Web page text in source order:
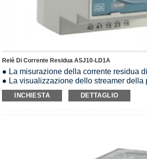
Relè Di Corrente Residua ASJ10-LD1A
● La misurazione della corrente residua
● La visualizzazione dello streamer della
corrente;
● L'impostazione della corrente residua
INCHIESTA DETTAGLIO